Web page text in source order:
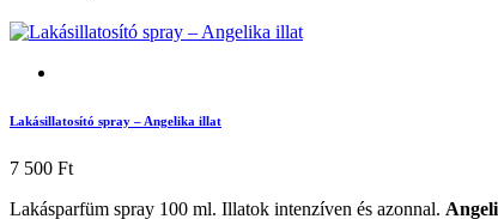
Lakásillatosító spray – Angelika illat
7 500 Ft
Lakásparfüm spray 100 ml. Illatok intenzíven és azonnal.